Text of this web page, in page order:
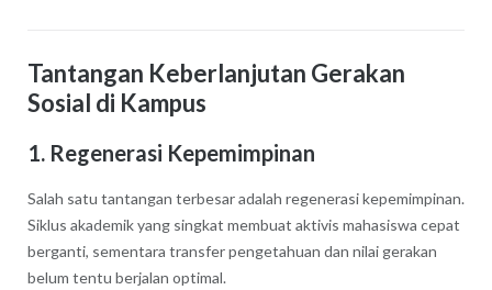
Tantangan Keberlanjutan Gerakan
Sosial di Kampus
1. Regenerasi Kepemimpinan
Salah satu tantangan terbesar adalah regenerasi kepemimpinan.
Siklus akademik yang singkat membuat aktivis mahasiswa cepat
berganti, sementara transfer pengetahuan dan nilai gerakan
belum tentu berjalan optimal.